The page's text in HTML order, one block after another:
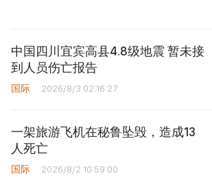
中国四川宜宾高县4.8级地震 暂未接
到人员伤亡报告
国际 2026/8/3 02:16:27
一架旅游飞机在秘鲁坠毁，造成13
人死亡
国际 2026/8/2 10:59:00